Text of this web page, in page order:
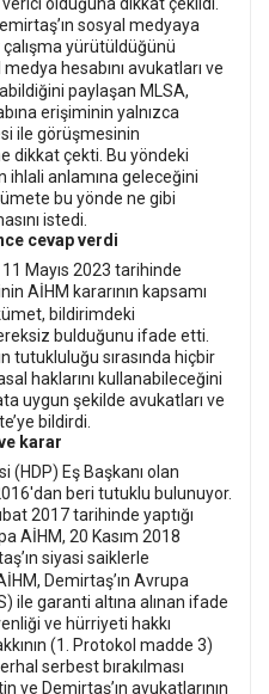
sosyal medyaya
yürütüldüğünü
medya hesabını avukatları ve
paylaşan MLSA,
erişiminin yalnızca
ile görüşmesinin
dikkat çekti. Bu yöndeki
ihlali anlamına geleceğini
bu yönde ne gibi
istedi.
cevap verdi
Mayıs 2023 tarihinde
AİHM kararının kapsamı
bildirimdeki
bulduğunu ifade etti.
tutukluluğu sırasında hiçbir
haklarını kullanabileceğini
uygun şekilde avukatları ve
bildirdi.
karar
(HDP) Eş Başkanı olan
beri tutuklu bulunuyor.
2017 tarihinde yaptığı
AİHM, 20 Kasım 2018
siyasi saiklerle
Demirtaş’ın Avrupa
ile garanti altına alınan ifade
ve hürriyeti hakkı
(1. Protokol madde 3)
serbest bırakılması
Demirtaş’ın avukatlarının